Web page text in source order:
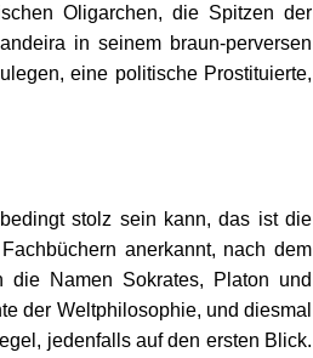
Oligarchen, die Spitzen der
in seinem braun-perversen
eine politische Prostituierte,
stolz sein kann, das ist die
anerkannt, nach dem
die Namen Sokrates, Platon und
der Weltphilosophie, und diesmal
jedenfalls auf den ersten Blick.